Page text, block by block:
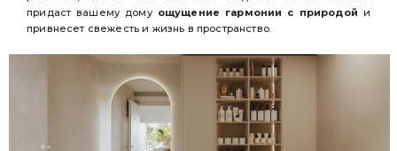
придаст вашему дому ощущение гармонии с природой и
привнесет свежесть и жизнь в пространство.